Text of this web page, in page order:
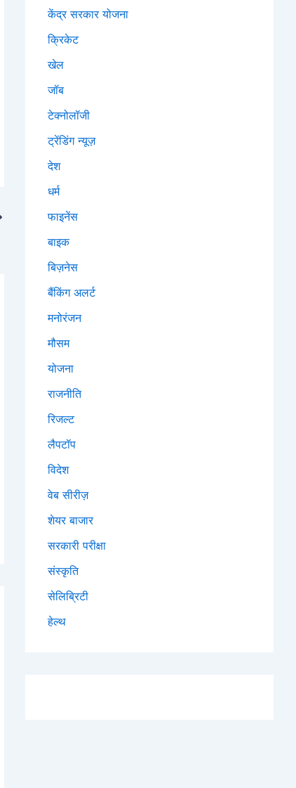
केंद्र सरकार योजना
क्रिकेट
खेल
जॉब
टेक्नोलॉजी
ट्रेंडिंग न्यूज़
देश
धर्म
फाइनेंस
बाइक
बिज़नेस
बैंकिंग अलर्ट
मनोरंजन
मौसम
योजना
राजनीति
रिजल्ट
लैपटॉप
विदेश
वेब सीरीज़
शेयर बाजार
सरकारी परीक्षा
संस्कृति
सेलिब्रिटी
हेल्थ